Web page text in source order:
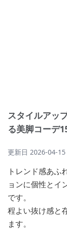
スタイルアッ
る美脚コーデ
更新日 2026-04-15
トレンド感あふ
ョンに個性とイ
です。
程よい抜け感と
ます。